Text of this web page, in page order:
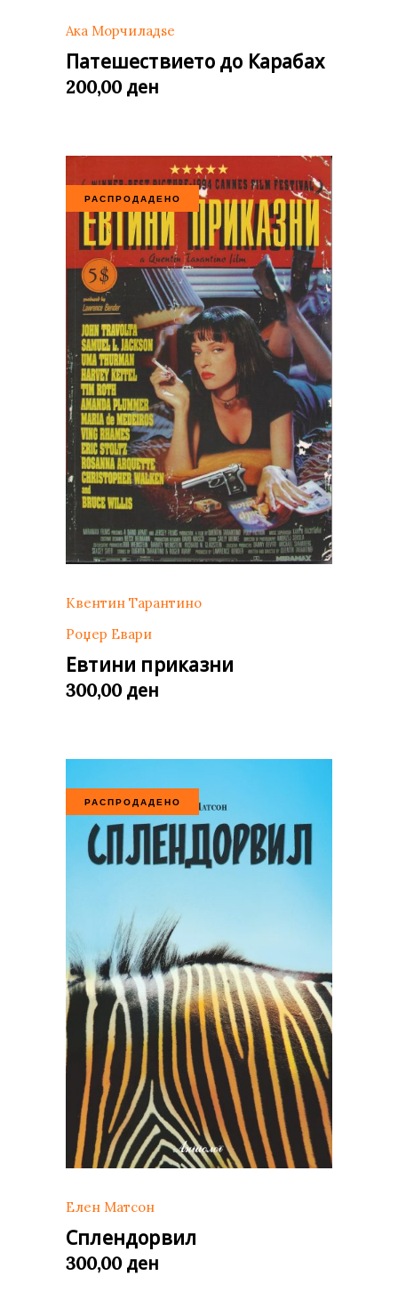
Ака Морчиладѕе
Патешествието до Карабах
200,00 ден
РАСПРОДАДЕНО
Квентин Тарантино
Роџер Евари
Евтини приказни
300,00 ден
РАСПРОДАДЕНО
Елен Матсон
Сплендорвил
300,00 ден